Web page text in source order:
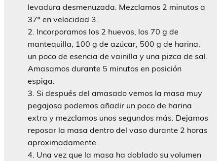
levadura desmenuzada. Mezclamos 2 minutos a
37º en velocidad 3.
Incorporamos los 2 huevos, los 70 g de
mantequilla, 100 g de azúcar, 500 g de harina,
un poco de esencia de vainilla y una pizca de sal.
Amasamos durante 5 minutos en posición
espiga.
Si después del amasado vemos la masa muy
pegajosa podemos añadir un poco de harina
extra y mezclamos unos segundos más. Dejamos
reposar la masa dentro del vaso durante 2 horas
aproximadamente.
Una vez que la masa ha doblado su volumen